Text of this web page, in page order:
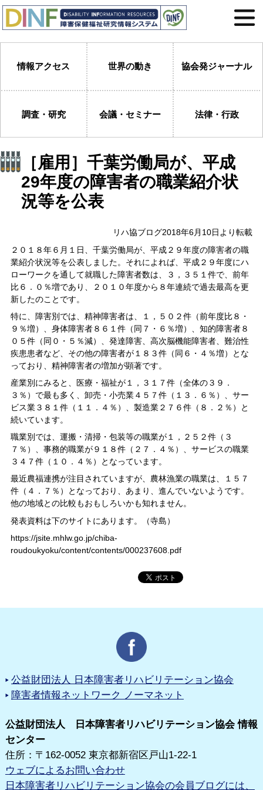
情報アクセス 世界の動き 協会発ジャーナル
調査・研究 会議・セミナー 法律・行政
［雇用］千葉労働局が、平成
29年度の障害者の職業紹介状
況等を公表
リハ協ブログ2018年6月10日より転載
２０１８年６月１日、千葉労働局が、平成２９年度の障害者の職
業紹介状況等を公表しました。それによれば、平成２９年度にハ
ローワークを通して就職した障害者数は、３，３５１件で、前年
比６．０％増であり、２０１０年度から８年連続で過去最高を更
新したのことです。
特に、障害別では、精神障害者は、１，５０２件（前年度比８・
９％増）、身体障害者８６１件（同７・６％増）、知的障害者８
０５件（同０・５％減）、発達障害、高次脳機能障害者、難治性
疾患患者など、その他の障害者が１８３件（同６・４％増）とな
っており、精神障害者の増加が顕著です。
産業別にみると、医療・福祉が１，３１７件（全体の３９．
３％）で最も多く、卸売・小売業４５７件（１３．６％）、サー
ビス業３８１件（１１．４％）、製造業２７６件（８．２％）と
続いています。
職業別では、運搬・清掃・包装等の職業が１，２５２件（３
７％）、事務的職業が９１８件（２７．４％）、サービスの職業
３４７件（１０．４％）となっています。
最近農福連携が注目されていますが、農林漁業の職業は、１５７
件（４．７％）となっており、あまり、進んでいないようです。
他の地域との比較もおもしろいかも知れません。
発表資料は下のサイトにあります。（寺島）
https://jsite.mhlw.go.jp/chiba-
roudoukyoku/content/contents/000237608.pdf
公益財団法人 日本障害者リハビリテーション協会
障害者情報ネットワーク ノーマネット
公益財団法人 日本障害者リハビリテーション協会 情報
センター
住所：〒162-0052 東京都新宿区戸山1-22-1
ウェブによるお問い合わせ
日本障害者リハビリテーション協会の会員ブログには、